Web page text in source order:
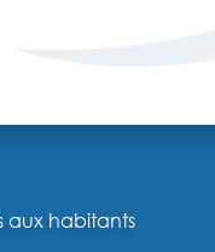
aux habitants